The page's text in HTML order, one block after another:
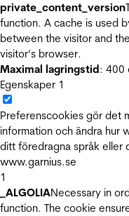
private_content_version
function. A cache is used
between the visitor and
visitor’s browser.
Maximal lagringstid: 400
Egenskaper 1
Preferenscookies gör det
information och ändra hur
ditt föredragna språk eller
www.garnius.se
1
_ALGOLIANecessary in
function. The cookie